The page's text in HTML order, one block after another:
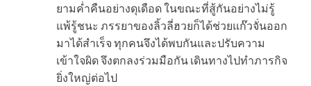
ยามค่ำคืนอย่างดุเดือด ในขณะที่สู้กันอย่างไม่รู้
แพ้รู้ชนะ ภรรยาของลิ้วลี่ฮวยก็ได้ช่วยแก๊วจั่นออก
มาได้สำเร็จ ทุกคนจึงได้พบกันและปรับความ
เข้าใจผิด จึงตกลงร่วมมือกัน เดินทางไปทำภารกิจ
ยิ่งใหญ่ต่อไป